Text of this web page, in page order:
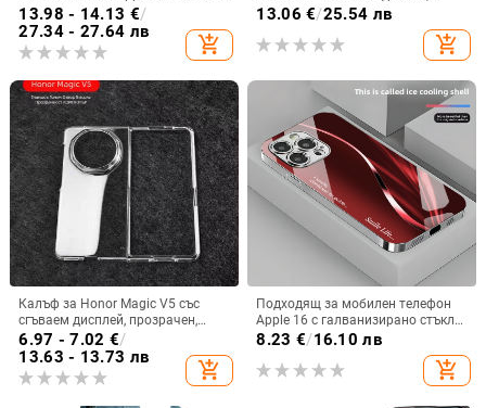
Max, устойчив на изпускане 11
13.98 - 14.13 €/
27.34 - 27.64 лв
add_shopping_cart
магнитно задържане, джоб за
карти, TPU кожа, удароустойчив
13.06 €/25.54 лв
add_shopping_cart
Калъф за Honor Magic V5 със
сгъваем дисплей, прозрачен,
лъскав, PC материал
6.97 - 7.02 €/
13.63 - 13.73 лв
add_shopping_cart
Подходящ за мобилен телефон
Apple 16 с галванизирано стъкло
и ослепителна течаща светлина,
семпъл iPhone 17 Pro, модерен и
лек луксозен 14 Plus.
8.23 €/16.10 лв
add_shopping_cart